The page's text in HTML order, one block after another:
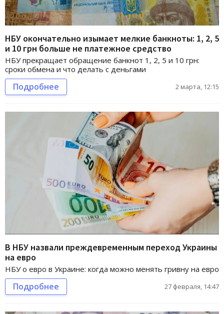
НБУ окончательно изымает мелкие банкноты: 1, 2, 5
и 10 грн больше не платежное средство
НБУ прекращает обращение банкнот 1, 2, 5 и 10 грн:
сроки обмена и что делать с деньгами
Подробнее 2 марта, 12:15
В НБУ назвали преждевременным переход Украины
на евро
НБУ о евро в Украине: когда можно менять гривну на евро
Подробнее 27 февраля, 14:47